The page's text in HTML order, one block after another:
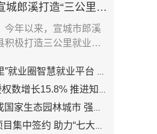
宣城郎溪打造“三公里”就业圈智慧就业平台 为居民提供就业岗位
今年以来，宣城市郎溪
积极打造三公里就业圈
慧就业平台 为居民提供就业岗位
15.8% 推进知识产权强市建设
园林城市 强化城市生态宜居性
签约 助力“七大都市”建设